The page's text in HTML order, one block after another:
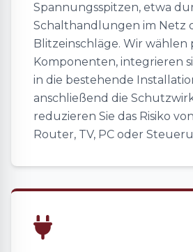
Spannungsspitzen, etwa
Schalthandlungen im Netz
Blitzeinschläge. Wir wählen
Komponenten, integrieren
in die bestehende
anschließend die
reduzieren Sie das Risiko
Router, TV, PC oder